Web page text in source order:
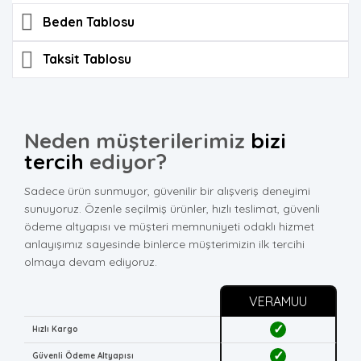
Beden Tablosu
Taksit Tablosu
Neden müşterilerimiz bizi
tercih ediyor?
Sadece ürün sunmuyor, güvenilir bir alışveriş deneyimi
sunuyoruz. Özenle seçilmiş ürünler, hızlı teslimat, güvenli
ödeme altyapısı ve müşteri memnuniyeti odaklı hizmet
anlayışımız sayesinde binlerce müşterimizin ilk tercihi
olmaya devam ediyoruz.
VERAMUU
Hızlı Kargo ✓
Güvenli Ödeme Altyapısı ✓